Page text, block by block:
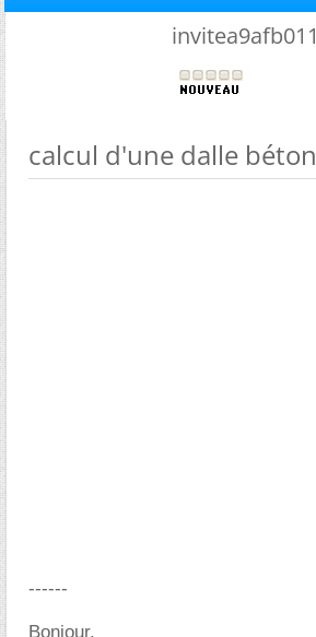
invitea9afb011
calcul d'une dalle béton
------
Bonjour,